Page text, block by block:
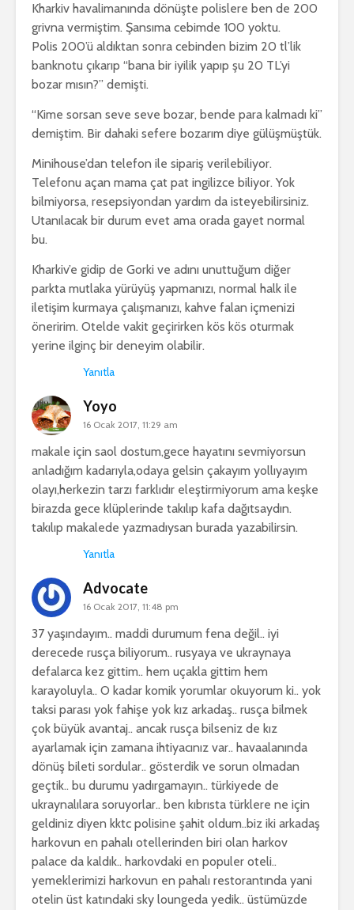
Kharkiv havalimanında dönüşte polislere ben de 200
grivna vermiştim. Şansıma cebimde 100 yoktu.
Polis 200’ü aldıktan sonra cebinden bizim 20 tl’lik
banknotu çıkarıp “bana bir iyilik yapıp şu 20 TL’yi
bozar mısın?” demişti.
“Kime sorsan seve seve bozar, bende para kalmadı ki”
demiştim. Bir dahaki sefere bozarım diye gülüşmüştük.
Minihouse’dan telefon ile sipariş verilebiliyor.
Telefonu açan mama çat pat ingilizce biliyor. Yok
bilmiyorsa, resepsiyondan yardım da isteyebilirsiniz.
Utanılacak bir durum evet ama orada gayet normal
bu.
Kharkiv’e gidip de Gorki ve adını unuttuğum diğer
parkta mutlaka yürüyüş yapmanızı, normal halk ile
iletişim kurmaya çalışmanızı, kahve falan içmenizi
öneririm. Otelde vakit geçirirken kös kös oturmak
yerine ilginç bir deneyim olabilir.
Yanıtla
Yoyo
16 Ocak 2017, 11:29 am
makale için saol dostum,gece hayatını sevmiyorsun
anladığım kadarıyla,odaya gelsin çakayım yollıyayım
olayı,herkezin tarzı farklıdır eleştirmiyorum ama keşke
birazda gece klüplerinde takılıp kafa dağıtsaydın.
takılıp makalede yazmadıysan burada yazabilirsin.
Yanıtla
Advocate
16 Ocak 2017, 11:48 pm
37 yaşındayım.. maddi durumum fena değil.. iyi
derecede rusça biliyorum.. rusyaya ve ukraynaya
defalarca kez gittim.. hem uçakla gittim hem
karayoluyla.. O kadar komik yorumlar okuyorum ki.. yok
taksi parası yok fahişe yok kız arkadaş.. rusça bilmek
çok büyük avantaj.. ancak rusça bilseniz de kız
ayarlamak için zamana ihtiyacınız var.. havaalanında
dönüş bileti sordular.. gösterdik ve sorun olmadan
geçtik.. bu durumu yadırgamayın.. türkiyede de
ukraynalılara soruyorlar.. ben kıbrısta türklere ne için
geldiniz diyen kktc polisine şahit oldum..biz iki arkadaş
harkovun en pahalı otellerinden biri olan harkov
palace da kaldık.. harkovdaki en populer oteli..
yemeklerimizi harkovun en pahalı restorantında yani
otelin üst katındaki sky loungeda yedik.. üstümüzde